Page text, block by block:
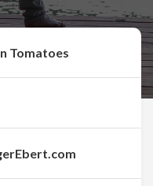
Tomatoes